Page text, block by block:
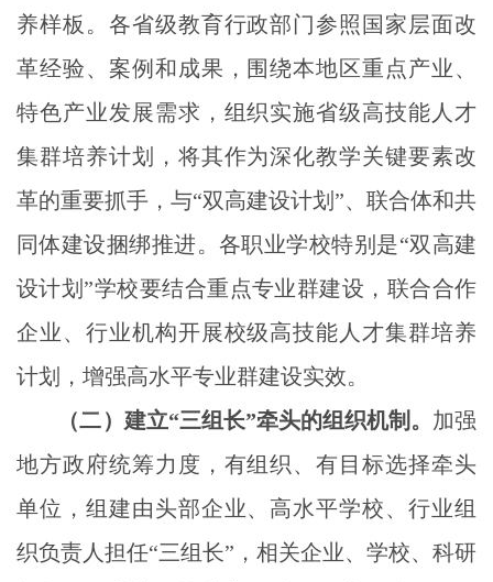
养样板。各省级教育行政部门参照国家层面改
革经验、案例和成果，围绕本地区重点产业、
特色产业发展需求，组织实施省级高技能人才
集群培养计划，将其作为深化教学关键要素改
革的重要抓手，与“双高建设计划”、联合体和共
同体建设捆绑推进。各职业学校特别是“双高建
设计划”学校要结合重点专业群建设，联合合作
企业、行业机构开展校级高技能人才集群培养
计划，增强高水平专业群建设实效。
（二）建立“三组长”牵头的组织机制。 加强
地方政府统筹力度，有组织、有目标选择牵头
单位，组建由头部企业、高水平学校、行业组
织负责人担任“三组长”，相关企业、学校、科研